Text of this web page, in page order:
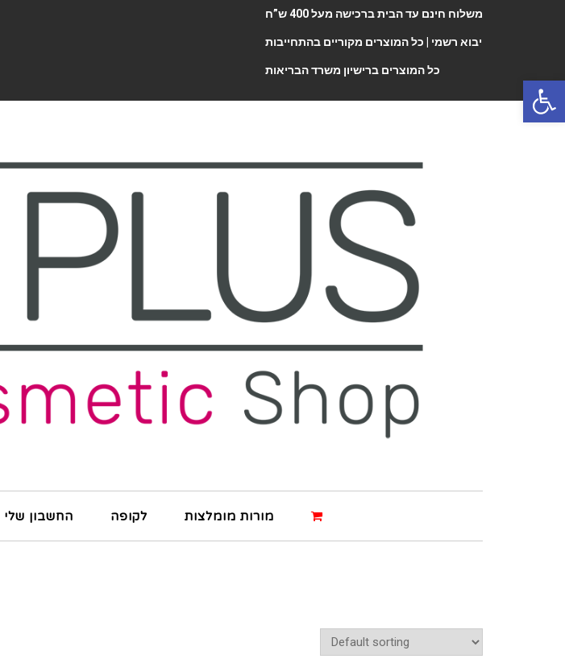
משלוח חינם עד הבית ברכישה מעל 400 ש”ח
יבוא רשמי | כל המוצרים מקוריים בהתחייבות
כל המוצרים ברישיון משרד הבריאות
החשבון שלי לקופה מורות מומלצות